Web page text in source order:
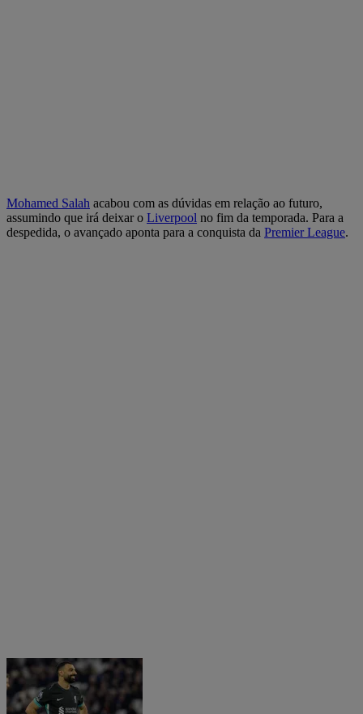
Mohamed Salah acabou com as dúvidas em relação ao futuro,
assumindo que irá deixar o Liverpool no fim da temporada. Para a
despedida, o avançado aponta para a conquista da Premier League.